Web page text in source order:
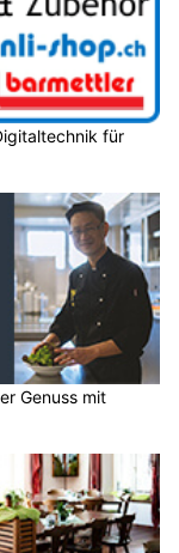
für
Genuss mit